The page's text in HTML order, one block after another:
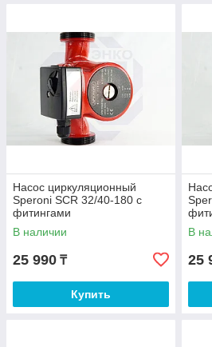
Насос циркуляционный
Speroni SCR 32/40-180 с
фитингами
В наличии
25 990 ₸
Купить
В
25